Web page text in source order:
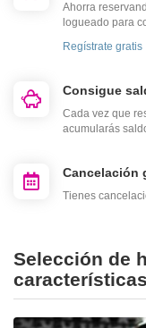
Ahorra
logueado para
Regístrate gratis
Consigue
Cada vez que
acumularás
Cancelación
Tienes
Selección de
características